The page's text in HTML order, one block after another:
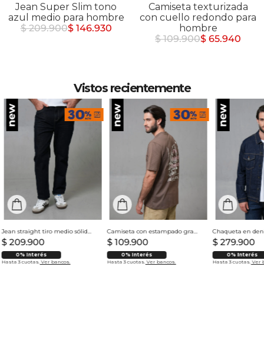
Jean Super Slim tono
azul medio para hombre
$ 209.900$ 146.930
Camiseta texturizada
con cuello redondo para
hombre
$ 109.900$ 65.940
Vistos recientemente
Jean straight tiro medio sólido para hombre
$ 209.900
0% Interés
Hasta 3 cuotas. Ver bancos.
Camiseta con estampado grande en espalda para hombre
$ 109.900
0% Interés
Hasta 3 cuotas. Ver bancos.
$ 279.900
0% Interés
Hasta 3 cuotas. Ver